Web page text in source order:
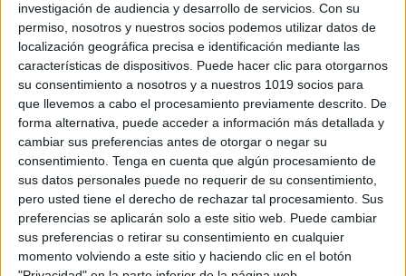
investigación de audiencia y desarrollo de servicios. Con su
permiso, nosotros y nuestros socios podemos utilizar datos de
localización geográfica precisa e identificación mediante las
características de dispositivos. Puede hacer clic para otorgarnos
su consentimiento a nosotros y a nuestros 1019 socios para
que llevemos a cabo el procesamiento previamente descrito. De
forma alternativa, puede acceder a información más detallada y
cambiar sus preferencias antes de otorgar o negar su
consentimiento. Tenga en cuenta que algún procesamiento de
sus datos personales puede no requerir de su consentimiento,
pero usted tiene el derecho de rechazar tal procesamiento. Sus
preferencias se aplicarán solo a este sitio web. Puede cambiar
sus preferencias o retirar su consentimiento en cualquier
momento volviendo a este sitio y haciendo clic en el botón